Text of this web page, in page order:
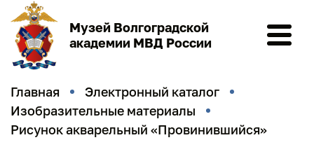
Музей Волгоградской
академии МВД России
Главная
Электронный каталог
Изобразительные материалы
Рисунок акварельный «Провинившийся»